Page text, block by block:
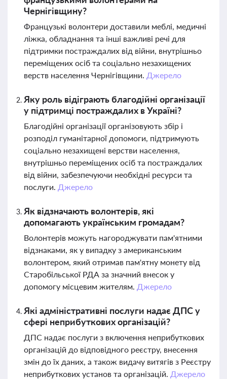
Чернігівщину?
Французькі волонтери доставили меблі, медичні
ліжка, обладнання та інші важливі речі для
підтримки постраждалих від війни, внутрішньо
переміщених осіб та соціально незахищених
верств населення Чернігівщини. Джерело
Яку роль відіграють благодійні організації
у підтримці постраждалих в Україні?
Благодійні організації організовують збір і
розподіл гуманітарної допомоги, підтримують
соціально незахищені верстви населення,
внутрішньо переміщених осіб та постраждалих
від війни, забезпечуючи необхідні ресурси та
послуги. Джерело
Як відзначають волонтерів, які
допомагають українським громадам?
Волонтерів можуть нагороджувати пам'ятними
відзнаками, як у випадку з американським
волонтером, який отримав пам'ятну монету від
Старобільської РДА за значний внесок у
допомогу місцевим жителям. Джерело
Які адміністративні послуги надає ДПС у
сфері неприбуткових організацій?
ДПС надає послуги з включення неприбуткових
організацій до відповідного реєстру, внесення
змін до їх даних, а також видачу витягів з Реєстру
неприбуткових установ та організацій. Джерело